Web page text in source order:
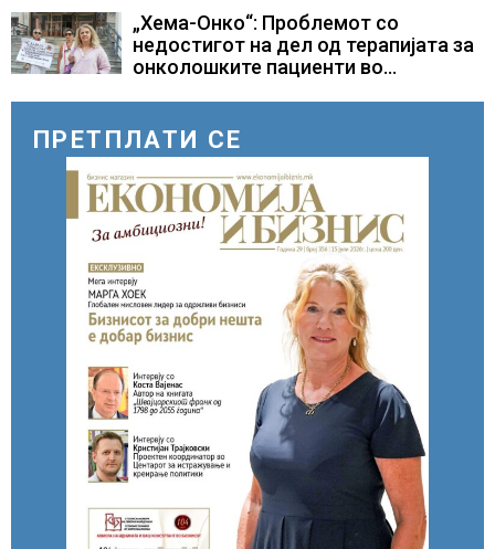
Геј“ и учесниците во
бомбардирањето го доживуваа овој
настан што го промени текот на
„Хема-Онко“: Проблемот со
недостигот на дел од терапијата за
онколошките пациенти во
ПРЕТПЛАТИ СЕ